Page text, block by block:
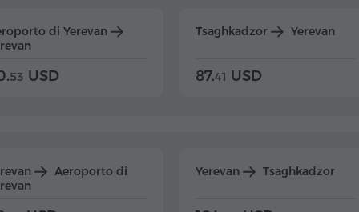
di Yerevan
53 USD
Tsaghkadzor Yerevan
87.41 USD
Aeroporto di
Yerevan Tsaghkadzor